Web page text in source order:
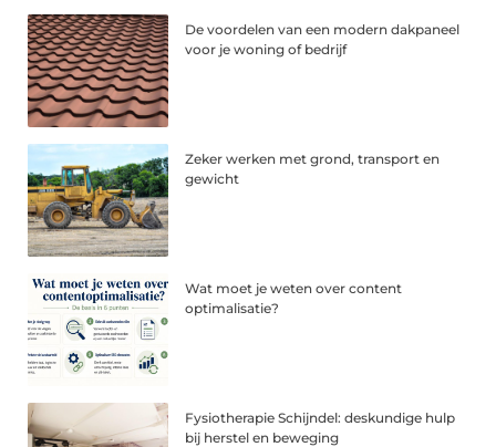
De voordelen van een modern dakpaneel
voor je woning of bedrijf
Zeker werken met grond, transport en
gewicht
Wat moet je weten over content
optimalisatie?
Fysiotherapie Schijndel: deskundige hulp
bij herstel en beweging